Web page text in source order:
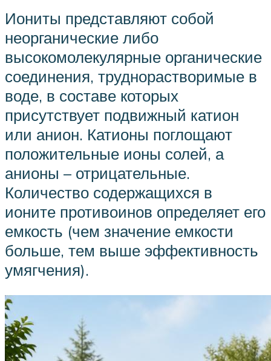
Иониты представляют собой
неорганические либо
высокомолекулярные органические
соединения, труднорастворимые в
воде, в составе которых
присутствует подвижный катион
или анион. Катионы поглощают
положительные ионы солей, а
анионы – отрицательные.
Количество содержащихся в
ионите противоинов определяет его
емкость (чем значение емкости
больше, тем выше эффективность
умягчения).